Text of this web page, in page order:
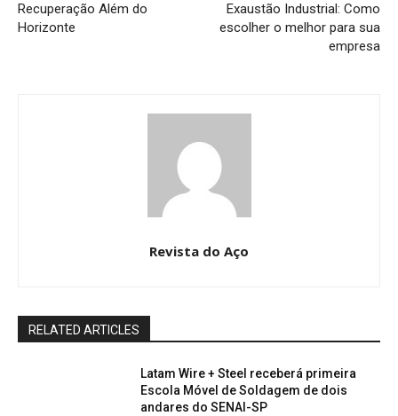
Recuperação Além do
Horizonte
Exaustão Industrial: Como
escolher o melhor para sua
empresa
Revista do Aço
RELATED ARTICLES
Latam Wire + Steel receberá primeira
Escola Móvel de Soldagem de dois
andares do SENAI-SP